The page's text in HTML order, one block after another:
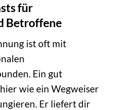
für
Betroffene
ist oft mit
Ein gut
wie ein Wegweiser
Er liefert dir